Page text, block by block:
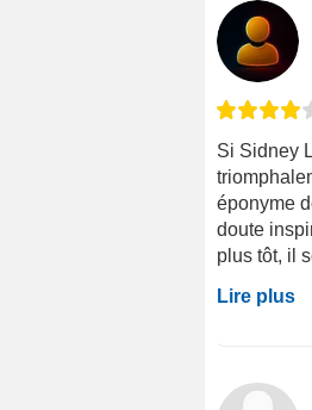
Si Sidney
éponyme
doute
plus tôt, il
Lire plus